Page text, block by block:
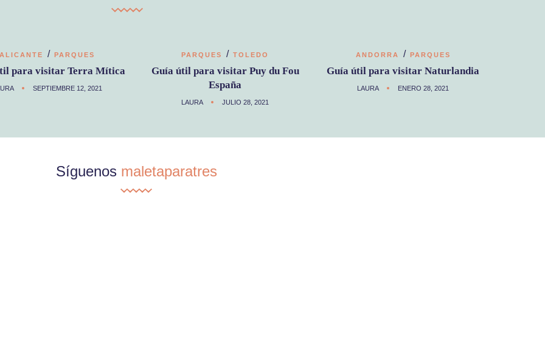
ALICANTE / PARQUES
para visitar Terra Mítica
SEPTIEMBRE 12, 2021
PARQUES / TOLEDO
Guía útil para visitar Puy du Fou
España
LAURA JULIO 28, 2021
ANDORRA / PARQUES
Guía útil para visitar Naturlandia
LAURA ENERO 28, 2021
Síguenos maletaparatres